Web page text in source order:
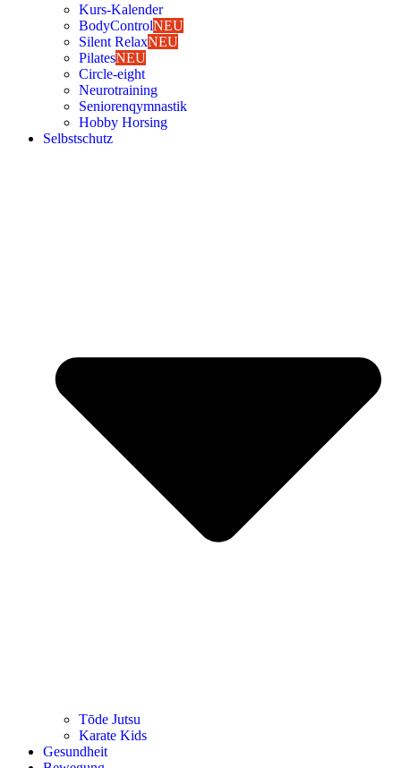
Kurs-Kalen­­der
Body­Con­trolNEU
Silent RelaxNEU
Pila­tesNEU
Cir­cle-eight
Neu­ro­trai­ning
Senio­ren­qym­nas­tik
Hob­by Hor­sing
Selbst­schutz
Tōde Jutsu
Kara­te Kids
Gesund­heit